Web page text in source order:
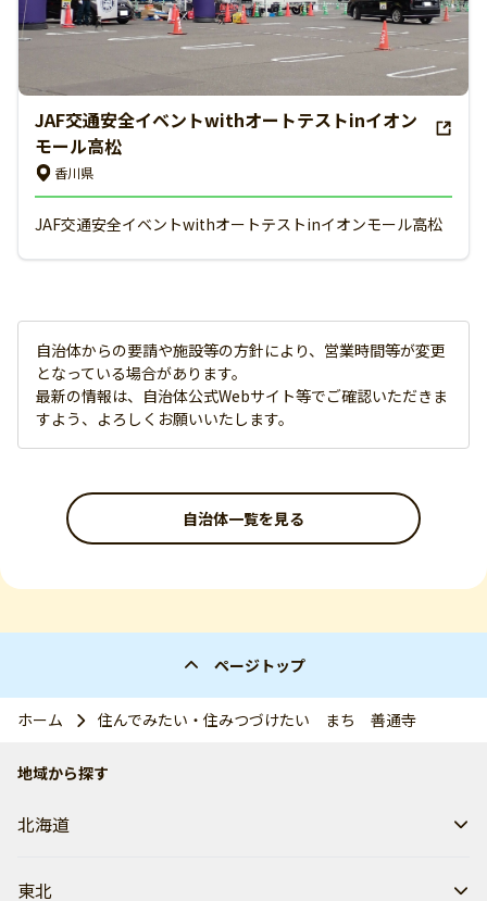
JAF交通安全イベントwithオートテストinイオン
モール高松
香川県
JAF交通安全イベントwithオートテストinイオンモール高松
自治体からの要請や施設等の方針により、営業時間等が変更
となっている場合があります。
最新の情報は、自治体公式Webサイト等でご確認いただきま
すよう、よろしくお願いいたします。
自治体一覧を見る
ページトップ
ホーム 住んでみたい・住みつづけたい まち 善通寺
地域から探す
北海道
東北